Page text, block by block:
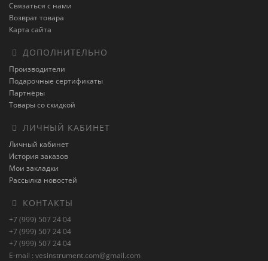
Связаться с нами
Возврат товара
Карта сайта
ДОПОЛНИТЕЛЬНО
Производители
Подарочные сертификаты
Партнёры
Товары со скидкой
ЛИЧНЫЙ КАБИНЕТ
Личный кабинет
История заказов
Мои закладки
Рассылка новостей
КОНТАКТЫ
+7 (999) 507 24 04
+7 (999) 507 24 04
+7 (999) 507 24 04
E-mail : vesinstrument.com@gmail.com